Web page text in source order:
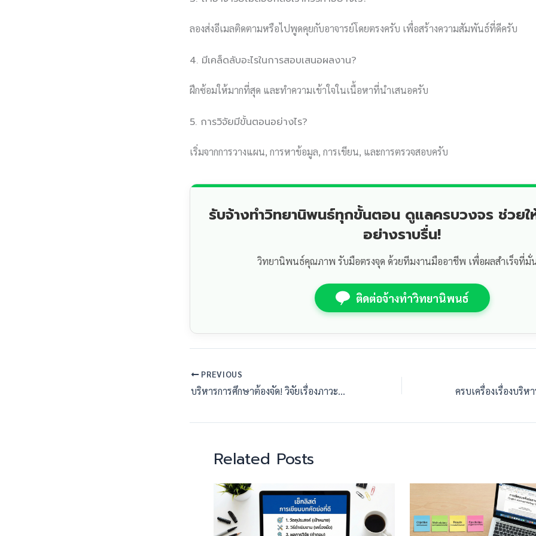
ลองส่งอีเมลติดตามหรือไปพูดคุยกับอาจารย์โดยตรงครับ เพื่อสร้างความสัมพันธ์ที่ดีครับ
4. มีเคล็ดลับอะไรในการสอบเสนอผลงาน?
ฝึกซ้อมให้มากที่สุด และทำความเข้าใจในเนื้อหาที่นำเสนอครับ
5. การวิจัยมีขั้นตอนอย่างไร?
เริ่มจากการวางแผน, การหาข้อมูล, การเขียน, และการตรวจสอบครับ
รับจ้างทำวิทยานิพนธ์ทุกขั้นตอน ดูแลครบวงจร ช่วย
อย่างราบรื่น!
วิทยานิพนธ์คุณภาพ รับมือตรงจุด ด้วยทีมงานมืออาชีพ เพื่อผลสำเร็จที่มั่
ติดต่อจ้างทำวิทยานิพนธ์
PREVIOUS
บริหารการศึกษาต้องจัด! วิจัยเรื่องภาวะผู้นำที่ส่งผลต่อคุณภาพโรงเรียนในยุคใหม่
Related Posts